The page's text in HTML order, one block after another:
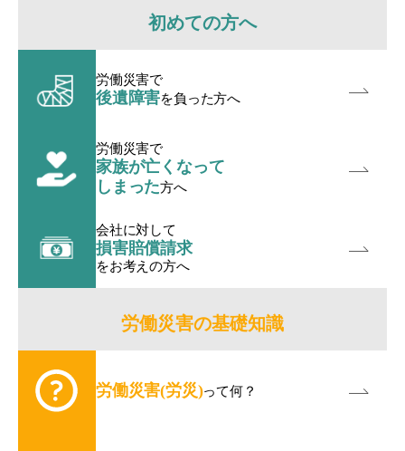
初めての方へ
労働災害で
後遺障害を負った方へ
労働災害で
家族が亡くなって
しまった方へ
会社に対して
損害賠償請求
をお考えの方へ
労働災害の基礎知識
労働災害(労災)って何？